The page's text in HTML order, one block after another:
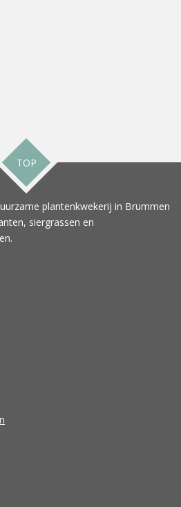
TOP
plantenkwekerij in Brummen
siergrassen en